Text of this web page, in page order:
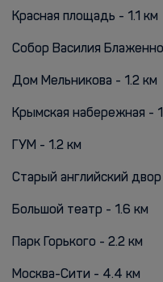
Красная площадь - 1.1 км
Собор Василия
Дом Мельникова - 1.2 км
Крымская набережная -
ГУМ - 1.2 км
Старый английский двор
Большой театр - 1.6 км
Парк Горького - 2.2 км
Москва-Сити - 4.4 км